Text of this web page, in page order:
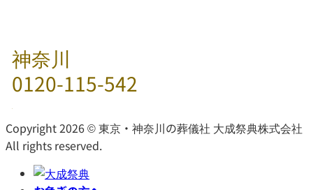
神奈川
0120-115-542
Copyright 2026 © 東京・神奈川の葬儀社 大成祭典株式会社
All rights reserved.